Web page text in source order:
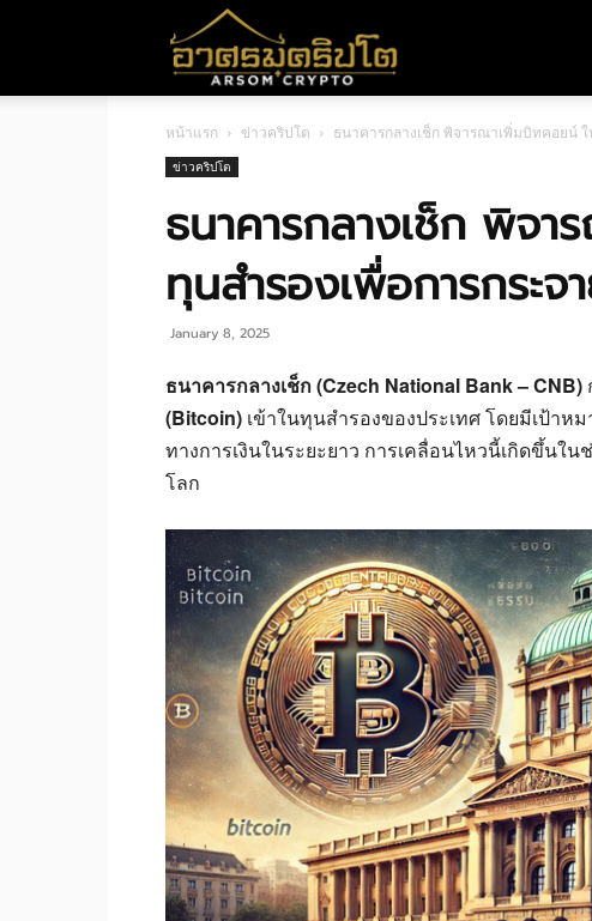
ศร
มค
ปโต
หน้าแรก ข่าวคริปโต ธนาคารกลางเช็ก พิจารณาเพิ่มบิทคอยน์ ใ
ข่าวคริปโต
ธนาคารกลางเช็ก พิจ
ทุนสำรองเพื่อการกระจ
January 8, 2025
ธนาคารกลางเช็ก (Czech National Bank – CNB)
(Bitcoin) เข้าในทุนสำรองของประเทศ โดยมีเป้าห
ทางการเงินในระยะยาว การเคลื่อนไหวนี้เกิดขึ้นใ
โลก